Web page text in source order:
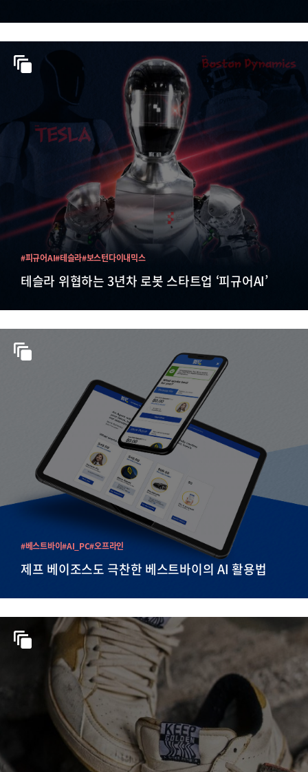
테슬라 위협하는 3년차 로봇 스타트업 ‘피규어AI’
#피규어AI#테슬라#보스턴다이내믹스
제프 베이조스도 극찬한 베스트바이의 AI 활용법
#베스트바이#AI_PC#오프라인